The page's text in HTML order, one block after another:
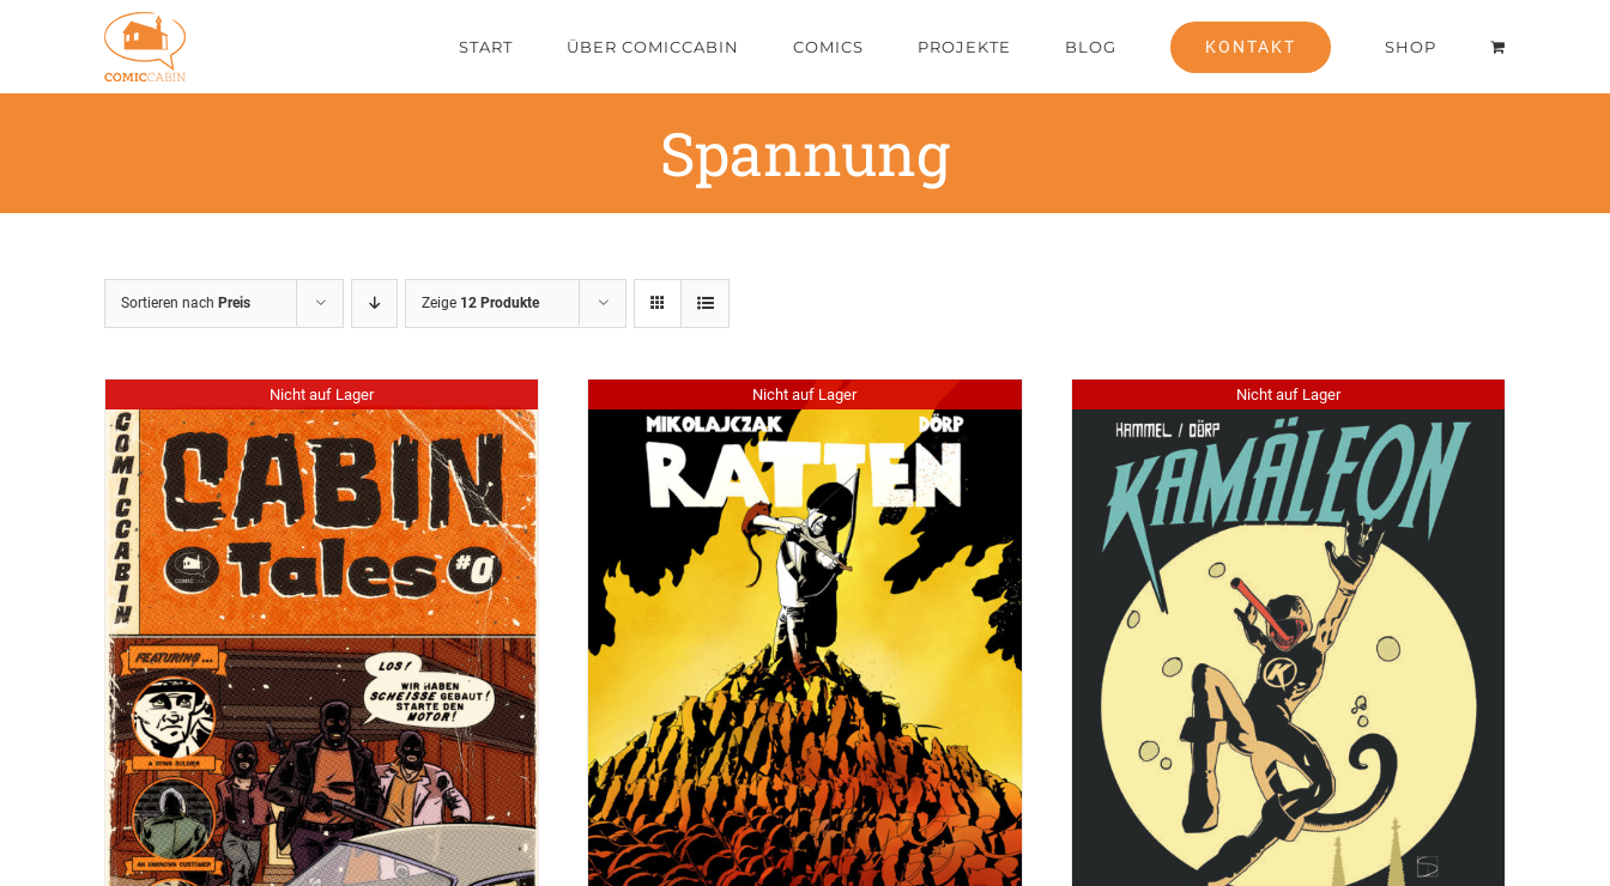
springen
START ÜBER COMICCABIN COMICS PROJEKTE BLOG KONTAKT SHOP
Spannung
Sortieren nach Preis Zeige 12 Produkte
Nicht auf Lager Nicht auf Lager Nicht auf Lager